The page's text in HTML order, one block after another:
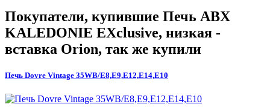
Покупатели, купившие Печь ABX
KALEDONIE EXclusive, низкая -
вставка Orion, так же купили
Печь Dovre Vintage 35WB/E8,E9,E12,E14,E10